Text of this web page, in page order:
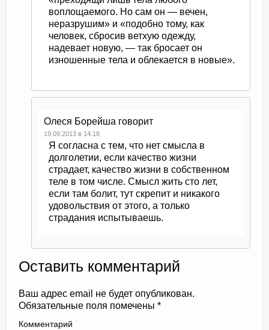
воплощаемого. Но сам он — вечен,
неразрушим» и «подобно тому, как
человек, сбросив ветхую одежду,
надевает новую, — так бросает он
изношенные тела и облекается в новые».
Олеся Борейша говорит
19.09.2013 в 14:18
Я согласна с тем, что нет смысла в
долголетии, если качество жизни
страдает, качество жизни в собственном
теле в том числе. Смысл жить сто лет,
если там болит, тут скрепит и никакого
удовольствия от этого, а только
страдания испытываешь.
Оставить комментарий
Ваш адрес email не будет опубликован.
Обязательные поля помечены *
Комментарий